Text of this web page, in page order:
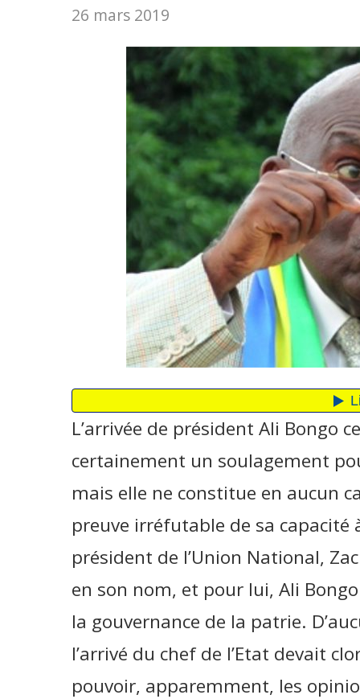
26 mars 2019
L’arrivée de président Ali Bongo
certainement un soulagement
mais elle ne constitue en aucun
preuve irréfutable de sa capacité
président de l’Union National,
en son nom, et pour lui, Ali
la gouvernance de la patrie.
l’arrivé du chef de l’Etat devait
pouvoir, apparemment, les